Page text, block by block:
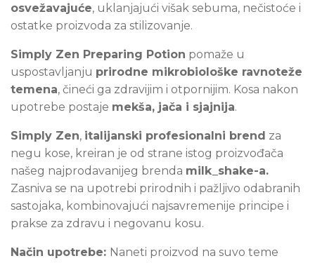
osvežavajuće, uklanjajući višak sebuma, nečistoće i
ostatke proizvoda za stilizovanje.
Simply Zen Preparing Potion pomaže u
uspostavljanju prirodne mikrobiološke ravnoteže
temena, čineći ga zdravijim i otpornijim. Kosa nakon
upotrebe postaje mekša, jača i sjajnija.
Simply Zen, italijanski profesionalni brend za
negu kose, kreiran je od strane istog proizvođača
našeg najprodavanijeg brenda milk_shake-a.
Zasniva se na upotrebi prirodnih i pažljivo odabranih
sastojaka, kombinovajući najsavremenije principe i
prakse za zdravu i negovanu kosu.
Način upotrebe: Naneti proizvod na suvo teme